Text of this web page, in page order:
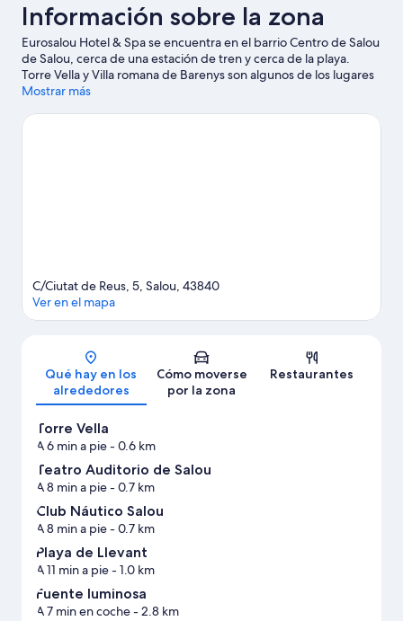
Información sobre la zona
Eurosalou Hotel & Spa se encuentra en el barrio Centro de Salou
de Salou, cerca de una estación de tren y cerca de la playa.
Torre Vella y Villa romana de Barenys son algunos de los lugares
emblemáticos de la región, donde también puedes ir de
Parque temático PortAventura World y Bosc Aventura Salou
Mostrar más
Mapa
C/Ciutat de Reus, 5, Salou, 43840
Ver en el mapa
Qué hay en los
alrededores
Cómo moverse
por la zona
Restaurantes
Torre Vella
A 6 min a pie- 0.6 km
Teatro Auditorio de Salou
A 8 min a pie- 0.7 km
Club Náutico Salou
A 8 min a pie- 0.7 km
Playa de Llevant
A 11 min a pie- 1.0 km
Fuente luminosa
A 7 min en coche- 2.8 km